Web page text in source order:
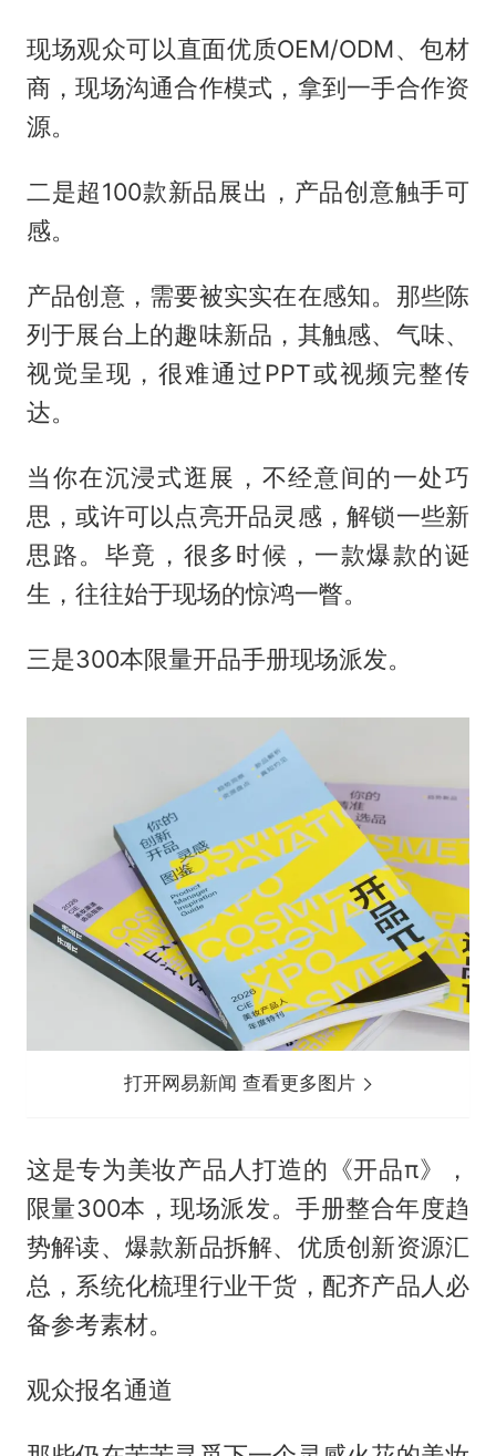
现场观众可以直面优质OEM/ODM、包材
商，现场沟通合作模式，拿到一手合作资
源。
二是超100款新品展出，产品创意触手可
感。
产品创意，需要被实实在在感知。那些陈
列于展台上的趣味新品，其触感、气味、
视觉呈现，很难通过PPT或视频完整传
达。
当你在沉浸式逛展，不经意间的一处巧
思，或许可以点亮开品灵感，解锁一些新
思路。毕竟，很多时候，一款爆款的诞
生，往往始于现场的惊鸿一瞥。
三是300本限量开品手册现场派发。
打开网易新闻 查看更多图片
这是专为美妆产品人打造的《开品π》，
限量300本，现场派发。手册整合年度趋
势解读、爆款新品拆解、优质创新资源汇
总，系统化梳理行业干货，配齐产品人必
备参考素材。
观众报名通道